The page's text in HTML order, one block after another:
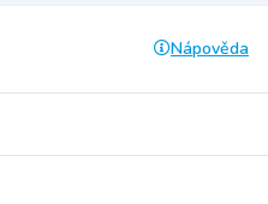
Nápověda